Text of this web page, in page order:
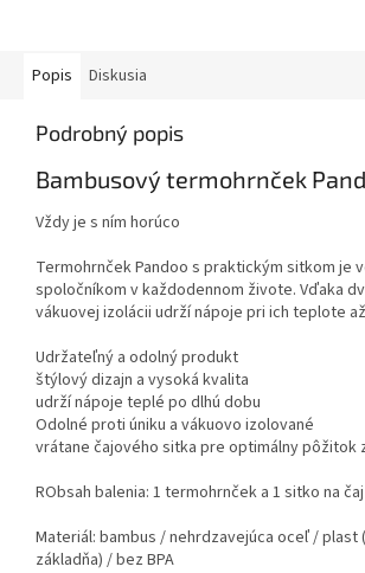
Popis Diskusia
Podrobný popis
Bambusový termohrnček
Vždy je s ním horúco
Termohrnček Pandoo s praktickým sitkom je
spoločníkom v každodennom živote. Vďaka
vákuovej izolácii udrží nápoje pri ich teplote
Udržateľný a odolný produkt
štýlový dizajn a vysoká kvalita
udrží nápoje teplé po dlhú dobu
Odolné proti úniku a vákuovo izolované
vrátane čajového sitka pre optimálny pôžitok
RObsah balenia: 1 termohrnček a 1 sitko na čaj
Materiál: bambus / nehrdzavejúca oceľ / plast
základňa) / bez BPA